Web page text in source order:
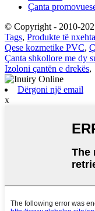
Çanta
© Copyright - 2010-
Tags, Produkte të nxehta
Qese kozmetike PVC,
Çanta shkollore me dy
Izoloni çantën e drekës,
Dërgoni një email
x